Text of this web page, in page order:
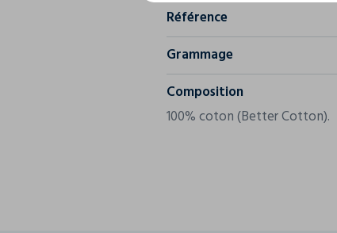
Référence
Grammage
Composition
100% coton (Better Cotton).